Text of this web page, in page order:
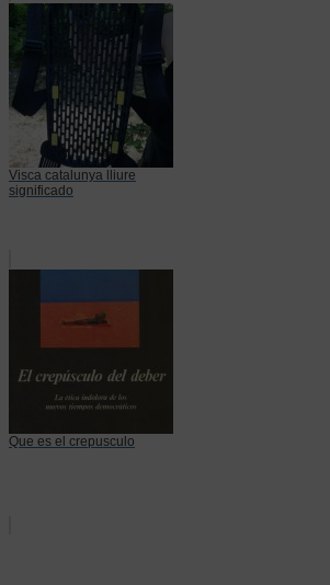
Visca catalunya lliure
significado
Que es el crepusculo